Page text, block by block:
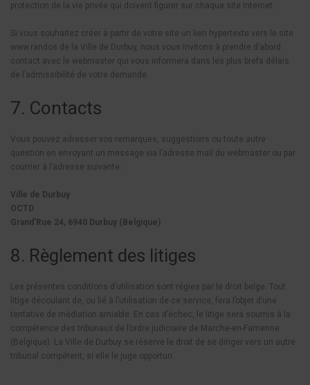
protection de la vie privée qui doivent figurer sur chaque site Internet.
Si vous souhaitez créer à partir de votre site un lien hypertexte vers le site
www.randos de la Ville de Durbuy, nous vous invitons à prendre d’abord
contact avec le webmaster qui vous informera dans les plus brefs délais
de l’admissibilité de votre demande.
7. Contacts
Vous pouvez adresser vos remarques, suggestions ou toute autre
question en envoyant un message via l’adresse mail du webmaster ou par
courrier à l’adresse suivante :
Ville de Durbuy
OCTD
Grand’Rue 24, 6940 Durbuy (Belgique)
8. Règlement des litiges
Les présentes conditions d’utilisation sont régies par le droit belge. Tout
litige découlant de, ou lié à l’utilisation de ce service, fera l’objet d’une
tentative de médiation amiable. En cas d’échec, le litige sera soumis à la
compétence des tribunaux de l’ordre judiciaire de Marche-en-Famenne
(Belgique). La Ville de Durbuy se réserve le droit de se diriger vers un autre
tribunal compétent, si elle le juge opportun.